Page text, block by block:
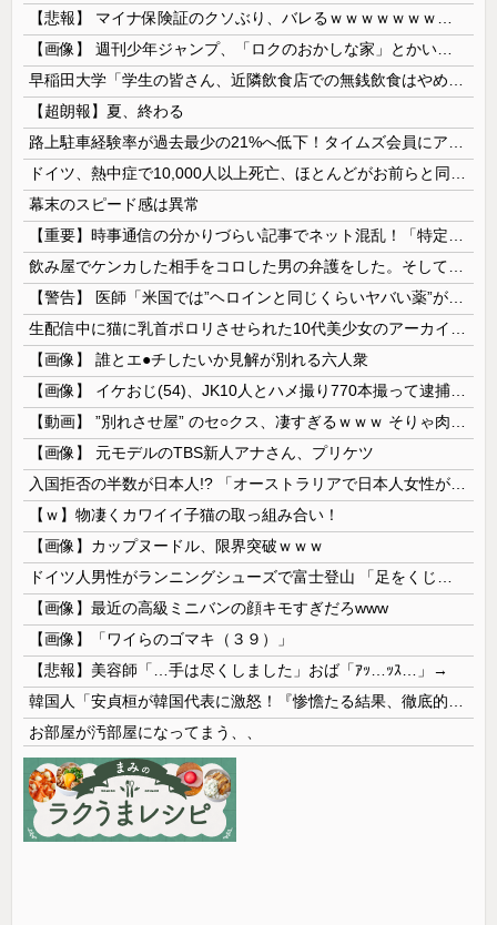
【超朗報】夏、終わる
幕末のスピード感は異常
【画像】 誰とエ●チしたいか見解が別れる六人衆
【画像】 元モデルのTBS新人アナさん、プリケツ
【ｗ】物凄くカワイイ子猫の取っ組み合い！
【画像】カップヌードル、限界突破ｗｗｗ
【画像】最近の高級ミニバンの顔キモすぎだろwww
【画像】「ワイらのゴマキ（３９）」
【悲報】美容師「…手は尽くしました」おば「ｱｯ…ｯｽ…」→
お部屋が汚部屋になってまう、、